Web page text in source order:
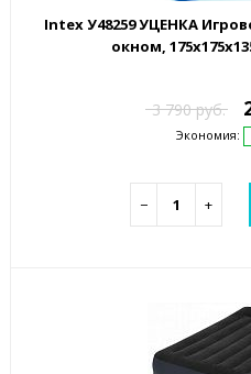
Intex У48259 УЦЕНКА
окном,
3 790 руб.
Экономия:
− +